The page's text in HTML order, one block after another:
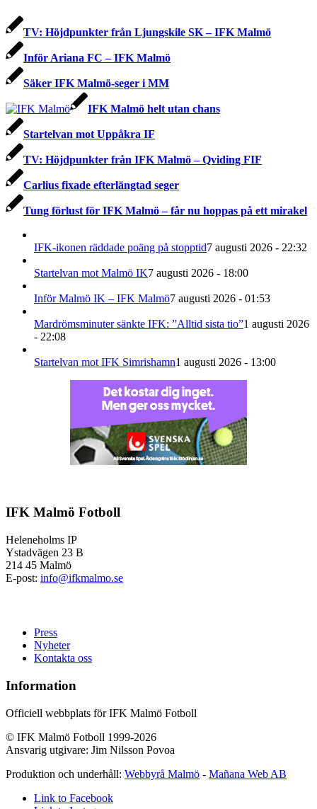
TV: Höjdpunkter från Ljungskile SK – IFK Malmö
Inför Ariana FC – IFK Malmö
Säker IFK Malmö-seger i MM
IFK Malmö helt utan chans
Startelvan mot Uppåkra IF
TV: Höjdpunkter från IFK Malmö – Qviding FIF
Carlius fixade efterlängtad seger
Tung förlust för IFK Malmö – får nu hoppas på ett mirakel
IFK-ikonen räddade poäng på stopptid7 augusti 2026 - 22:32
Startelvan mot Malmö IK7 augusti 2026 - 18:00
Inför Malmö IK – IFK Malmö7 augusti 2026 - 01:53
Mardrömsminuter sänkte IFK: ”Alltid sista tio”1 augusti 2026
- 22:08
Startelvan mot IFK Simrishamn1 augusti 2026 - 13:00
IFK Malmö Fotboll
Heleneholms IP
Ystadvägen 23 B
214 45 Malmö
E-post: info@ifkmalmo.se
Press
Nyheter
Kontakta oss
Information
Officiell webbplats för IFK Malmö Fotboll
© IFK Malmö Fotboll 1999-2026
Ansvarig utgivare: Jim Nilsson Povoa
Produktion och underhåll: Webbyrå Malmö - Mañana Web AB
Link to Facebook